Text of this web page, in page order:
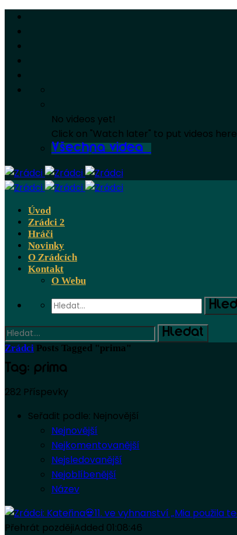
No videos yet!
Click on "Watch later" to put videos here
Všechna videa
Úvod
Zrádci 2
Hráči
Novinky
O Zrádcích
Kontakt
O Webu
Zrádci Posts Tagged "prima"
Tag: prima
282 Příspevky
Seřadit podle: Nejnovější
Nejnovější
Nejkomentovanější
Nejsledovanější
Nejoblíbenější
Název
Přehrát pozdějiAdded 01:08:46